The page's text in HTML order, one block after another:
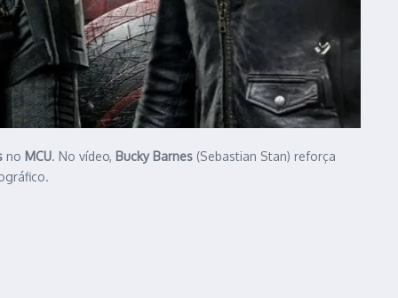
no MCU. No vídeo, Bucky Barnes (Sebastian Stan) reforça